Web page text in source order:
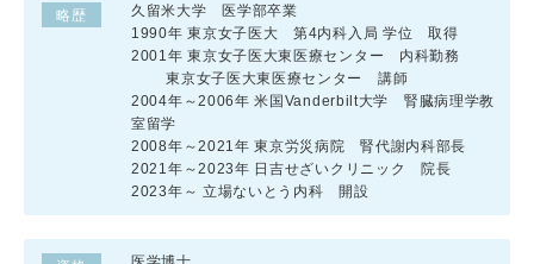
略歴
久留米大学 医学部卒業
1990年 東京女子医大 第4内科入局 学位 取得
2001年 東京女子医大東医療センター 内科勤務
東京女子医大東医療センター 講師
2004年～2006年 米国Vanderbilt大学 腎臓病理学教
室留学
2008年～2021年 東京労災病院 腎代謝内科部長
2021年～2023年 日吉せざいクリニック 院長
2023年～ 立場ないとう内科 開設